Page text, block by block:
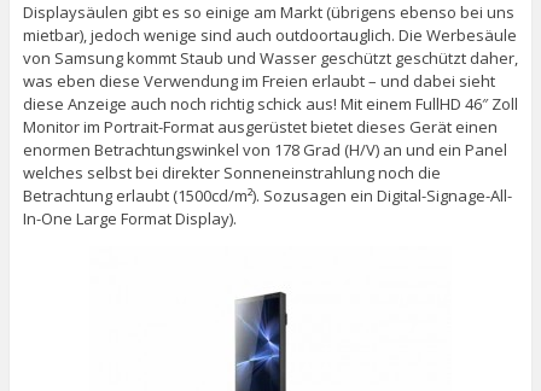
Displaysäulen gibt es so einige am Markt (übrigens ebenso bei uns
mietbar), jedoch wenige sind auch outdoortauglich. Die Werbesäule
von Samsung kommt Staub und Wasser geschützt geschützt daher,
was eben diese Verwendung im Freien erlaubt – und dabei sieht
diese Anzeige auch noch richtig schick aus! Mit einem FullHD 46″ Zoll
Monitor im Portrait-Format ausgerüstet bietet dieses Gerät einen
enormen Betrachtungswinkel von 178 Grad (H/V) an und ein Panel
welches selbst bei direkter Sonneneinstrahlung noch die
Betrachtung erlaubt (1500cd/m²). Sozusagen ein Digital-Signage-All-
In-One Large Format Display).